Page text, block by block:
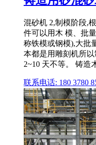
混砂机 2,制模阶段,
件可以用木 模、批
称铁模或钢模),大批
本都是用雕刻机所
2~10 天不等。 铸造
联系电话: 180 3780